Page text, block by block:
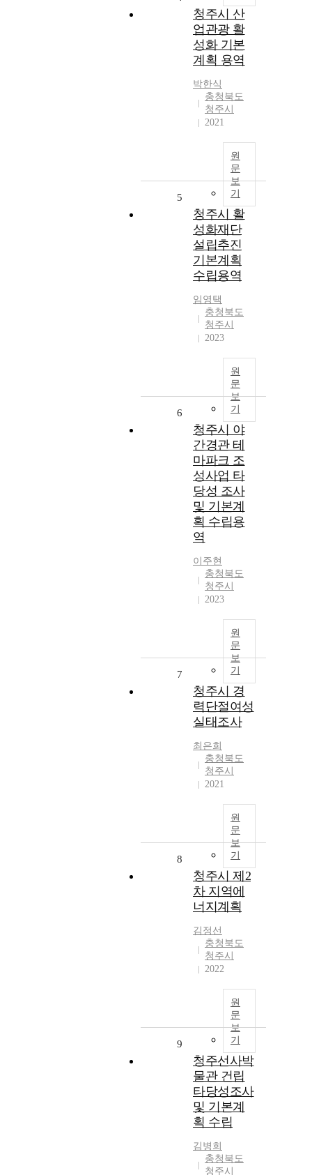
청주시 산
업관광 활
성화 기본
계획 용역
박한식
충청북도
청주시
2021
원
문
보
기
5
청주시 활
성화재단
설립추진
기본계획
수립용역
임영택
충청북도
청주시
2023
원
문
보
기
6
청주시 야
간경관 테
마파크 조
성사업 타
당성 조사
및 기본계
획 수립용
역
이주현
충청북도
청주시
2023
원
문
보
기
7
청주시 경
력단절여성
실태조사
최은희
충청북도
청주시
2021
원
문
보
기
8
청주시 제2
차 지역에
너지계획
김정선
충청북도
청주시
2022
원
문
보
기
9
청주선사박
물관 건립
타당성조사
및 기본계
획 수립
김병희
충청북도
청주시